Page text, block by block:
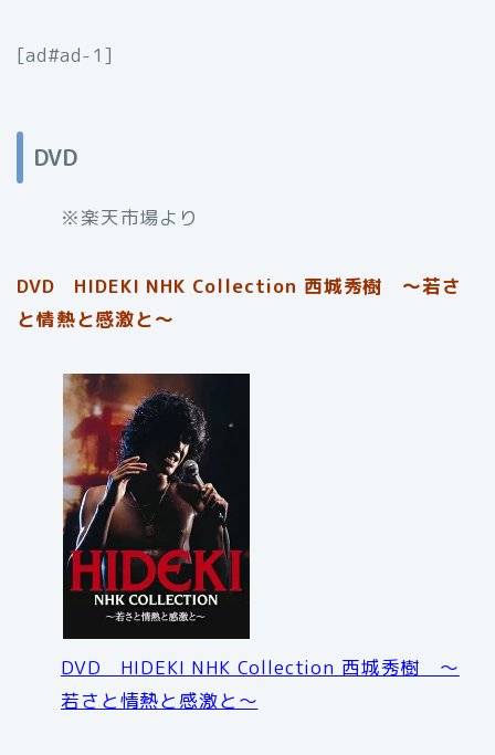
[ad#ad-1]
DVD
※楽天市場より
DVD HIDEKI NHK Collection 西城秀樹 〜若さ
と情熱と感激と〜
DVD HIDEKI NHK Collection 西城秀樹 〜
若さと情熱と感激と〜